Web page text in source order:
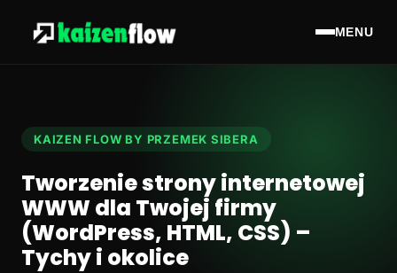
MENU
KAIZEN FLOW BY PRZEMEK SIBERA
Tworzenie strony internetowej
WWW dla Twojej firmy
(WordPress, HTML, CSS) –
Tychy i okolice